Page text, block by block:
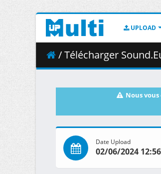
UPLOAD
/ Télécharger
Nous
Date Upload
02/06/2024 12:56